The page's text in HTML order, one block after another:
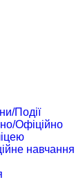
Події
Офіційно
навчання